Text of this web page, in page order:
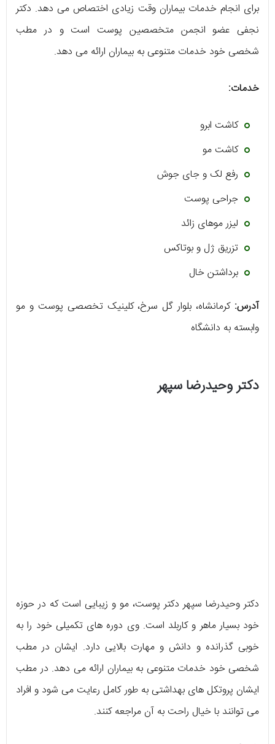
برای انجام خدمات بیماران وقت زیادی اختصاص می دهد. دکتر
نجفی عضو انجمن متخصصین پوست است و در مطب
شخصی خود خدمات متنوعی به بیماران ارائه می دهد.
خدمات:
کاشت ابرو
کاشت مو
رفع لک و جای جوش
جراحی پوست
لیزر موهای زائد
تزریق ژل و بوتاکس
برداشتن خال
آدرس: کرمانشاه، بلوار گل سرخ، کلینیک تخصصی پوست و مو
وابسته به دانشگاه
دکتر وحیدرضا سپهر
دکتر وحیدرضا سپهر دکتر پوست، مو و زیبایی است که در حوزه
خود بسیار ماهر و کاربلد است. وی دوره های تکمیلی خود را به
خوبی گذرانده و دانش و مهارت بالایی دارد. ایشان در مطب
شخصی خود خدمات متنوعی به بیماران ارائه می دهد. در مطب
ایشان پروتکل های بهداشتی به طور کامل رعایت می شود و افراد
می توانند با خیال راحت به آن مراجعه کنند.